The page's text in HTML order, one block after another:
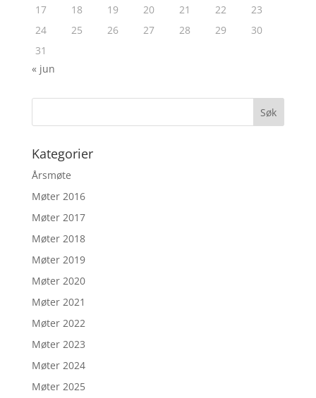
17
18 19 20 21 22
23
24
25 26 27 28 29
30
31
« jun
Kategorier
Årsmøte
Møter 2016
Møter 2017
Møter 2018
Møter 2019
Møter 2020
Møter 2021
Møter 2022
Møter 2023
Møter 2024
Møter 2025